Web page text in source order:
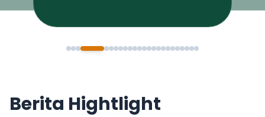
Berita Hightlight